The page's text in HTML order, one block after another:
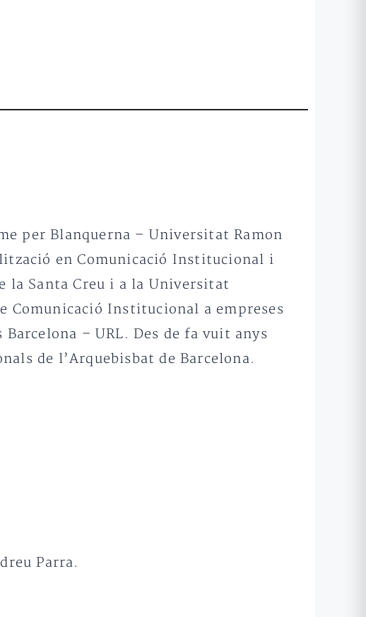
per Blanquerna – Universitat Ramon
en Comunicació Institucional i
Santa Creu i a la Universitat
Comunicació Institucional a empreses
– URL. Des de fa vuit anys
de l’Arquebisbat de Barcelona.
Parra.